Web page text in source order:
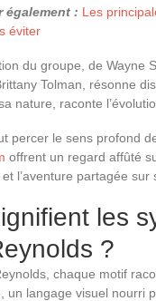
également : Les
éviter
du groupe, de Wayne
Tolman, résonne
nature, raconte
percer le sens profond
offrent un regard affûté
l’aventure partagée sur
les
?
chaque motif
un langage visuel nourri